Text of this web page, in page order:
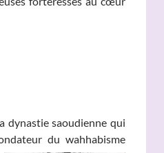
dynastie saoudienne qui
du wahhabisme